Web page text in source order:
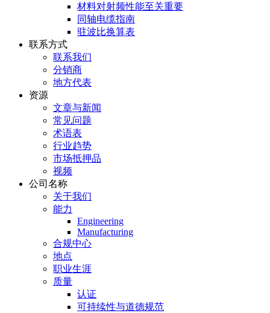
材料对射频性能至关重要
同轴电缆指南
驻波比换算表
联系方式
联系我们
分销商
地方代表
资源
文章与新闻
常见问题
术语表
行业趋势
市场抵押品
视频
公司名称
关于我们
能力
Engineering
Manufacturing
合规中心
地点
职业生涯
质量
认证
可持续性与道德规范